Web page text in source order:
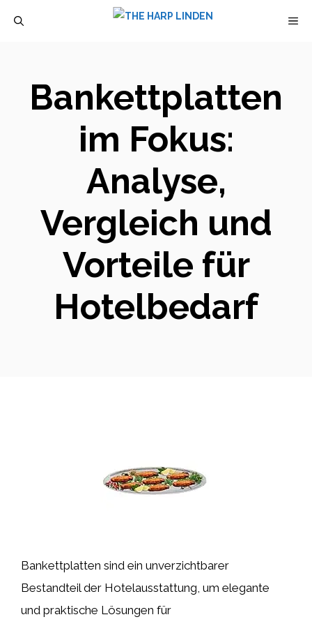
Bankettplatten
im Fokus:
Analyse,
Vergleich und
Vorteile für
Hotelbedarf
Bankettplatten sind ein unverzichtbarer
Bestandteil der Hotelausstattung, um elegante
und praktische Lösungen für